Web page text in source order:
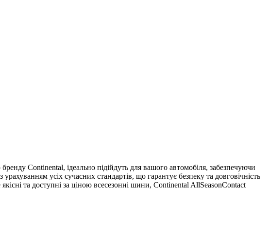
Continental, ідеально підійдуть для вашого автомобіля, забезпечуючи
усіх сучасних стандартів, що гарантує безпеку та довговічність
та доступні за ціною всесезонні шини, Continental AllSeasonContact